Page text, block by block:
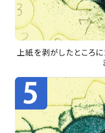
上紙を剥がしたところ